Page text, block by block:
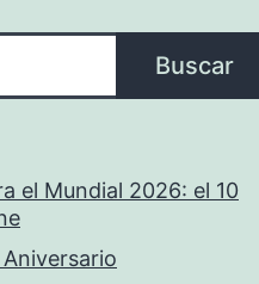
Buscar
el Mundial 2026: el 10